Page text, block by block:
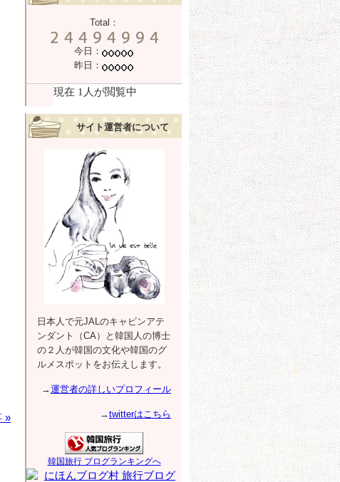
»
Total：
今日：
昨日：
サイト運営者について
日本人で元JALのキャビンアテ
ンダント（CA）と韓国人の博士
の２人が韓国の文化や韓国のグ
ルメスポットをお伝えします。
→運営者の詳しいプロフィール
→twitterはこちら
韓国旅行 ブログランキングへ